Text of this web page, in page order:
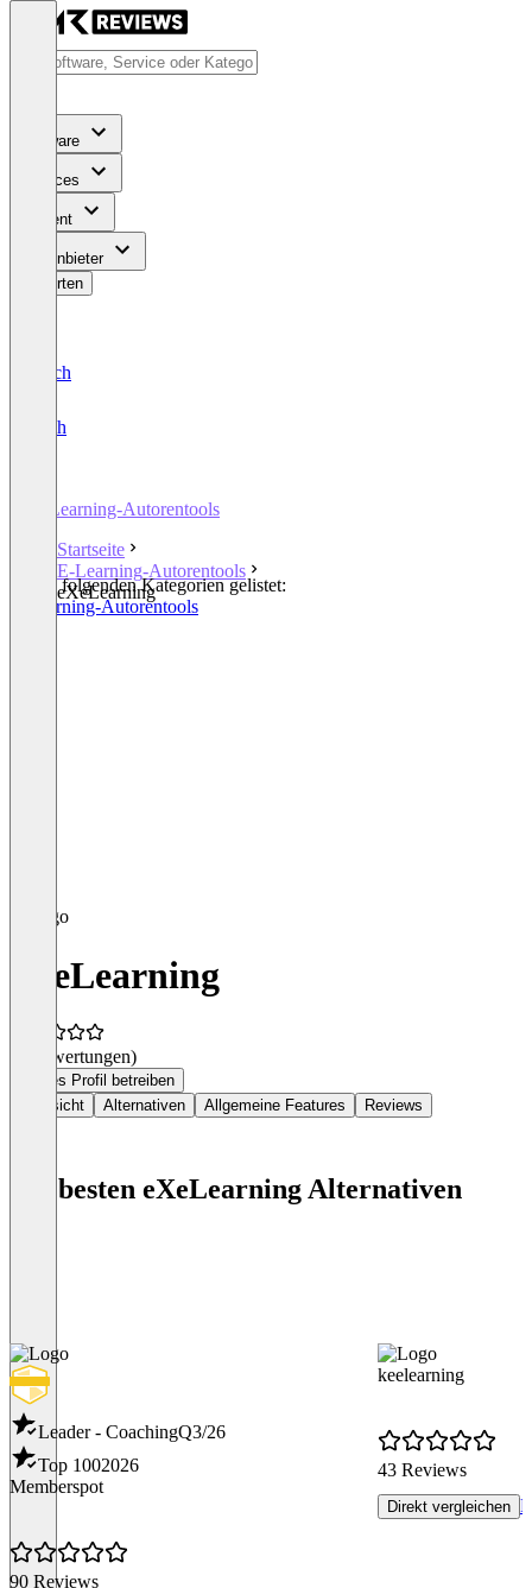
Software
Services
Content
Für Anbieter
Bewerten
Deutsch
English
E-Learning-Autorentools
Startseite
E-Learning-Autorentools
eXeLearning
In den folgenden Kategorien gelistet:
E-Learning-Autorentools
eXeLearning
(0 Bewertungen)
Dieses Profil betreiben
Übersicht
Alternativen Allgemeine Features Reviews
Die besten eXeLearning Alternativen
Leader - CoachingQ3/26
Top 1002026
Memberspot
90 Reviews
keelearning
43 Reviews
Direkt vergleichen